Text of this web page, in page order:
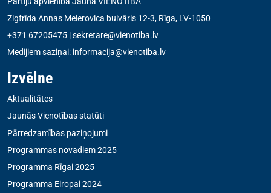
Zigfrīda Annas Meierovica bulvāris 12-3, Rīga, LV-1050
+371 67205475 |sekretare@vienotiba.lv
Medijiem saziņai: informacija@vienotiba.lv
Izvēlne
Aktualitātes
Jaunās Vienotības statūti
Pārredzamības paziņojumi
Programmas novadiem 2025
Programma Rīgai 2025
Programma Eiropai 2024